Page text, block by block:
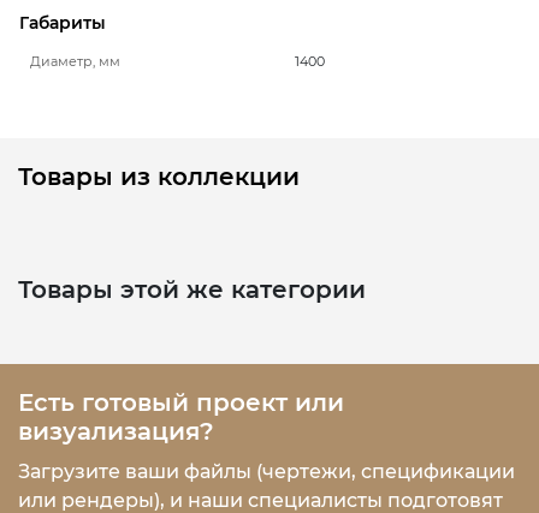
Габариты
Диаметр, мм 1400
Товары из коллекции
Товары этой же категории
Есть готовый проект или
визуализация?
Загрузите ваши файлы (чертежи, спецификации
или рендеры), и наши специалисты подготовят